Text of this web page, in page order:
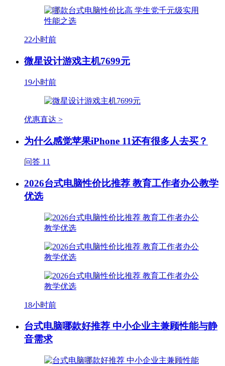
22小时前
微星设计游戏主机7699元
19小时前
优惠直达 >
为什么感觉苹果iPhone 11还有很多人去买？
问答 11
2026台式电脑性价比推荐 教育工作者办公教学
优选
18小时前
台式电脑哪款好推荐 中小企业主兼顾性能与静
音需求